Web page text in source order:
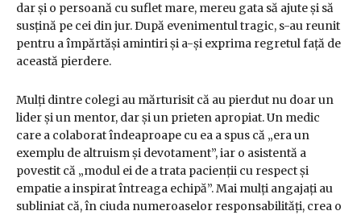
dar și o persoană cu suflet mare, mereu gata să ajute și să
susțină pe cei din jur. După evenimentul tragic, s-au reunit
pentru a împărtăși amintiri și a-și exprima regretul față de
această pierdere.
Mulți dintre colegi au mărturisit că au pierdut nu doar un
lider și un mentor, dar și un prieten apropiat. Un medic
care a colaborat îndeaproape cu ea a spus că „era un
exemplu de altruism și devotament”, iar o asistentă a
povestit că „modul ei de a trata pacienții cu respect și
empatie a inspirat întreaga echipă”. Mai mulți angajați au
subliniat că, în ciuda numeroaselor responsabilități, crea o